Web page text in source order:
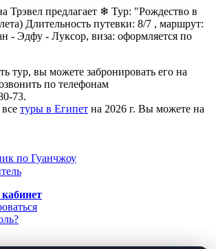
Трэвел предлагает ❄ Тур: "Рождество в
Длительность путевки: 8/7 , маршрут:
- Эдфу - Луксор, виза: оформляется по
тур, вы можете забронировать его на
по телефонам
73.
туры в Египет на 2026 г. Вы можете на
по Гуанчжоу